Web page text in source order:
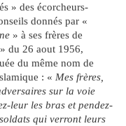
» des écorcheurs-
donnés par «
» à ses frères de
» du 26 aout 1956,
du même nom de
: « Mes frères,
sur la voie
leur les bras et pendez-
qui verront leurs